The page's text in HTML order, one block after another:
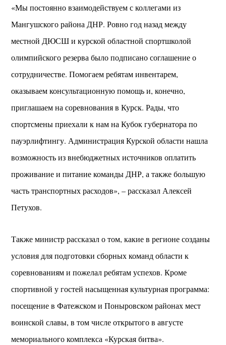
«Мы постоянно взаимодействуем с коллегами из
Мангушского района ДНР. Ровно год назад между
местной ДЮСШ и курской областной спортшколой
олимпийского резерва было подписано соглашение о
сотрудничестве. Помогаем ребятам инвентарем,
оказываем консультационную помощь и, конечно,
приглашаем на соревнования в Курск. Рады, что
спортсмены приехали к нам на Кубок губернатора по
пауэрлифтингу. Администрация Курской области нашла
возможность из внебюджетных источников оплатить
проживание и питание команды ДНР, а также большую
часть транспортных расходов», – рассказал Алексей
Петухов.
Также министр рассказал о том, какие в регионе созданы
условия для подготовки сборных команд области к
соревнованиям и пожелал ребятам успехов. Кроме
спортивной у гостей насыщенная культурная программа:
посещение в Фатежском и Поныровском районах мест
воинской славы, в том числе открытого в августе
мемориального комплекса «Курская битва».